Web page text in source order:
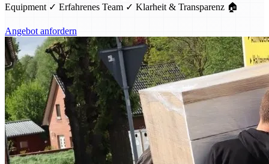
Equipment ✓ Erfahrenes Team ✓ Klarheit & Transparenz 🏠
Angebot anfordern